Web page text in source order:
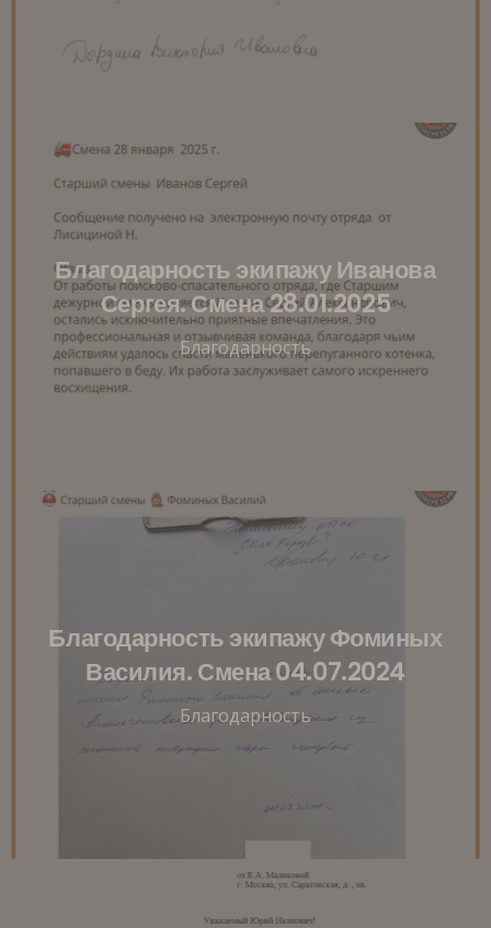
Благодарность экипажу Иванова
Сергея. Смена 28.01.2025
Благодарность
Благодарность экипажу Фоминых
Василия. Смена 04.07.2024
Благодарность